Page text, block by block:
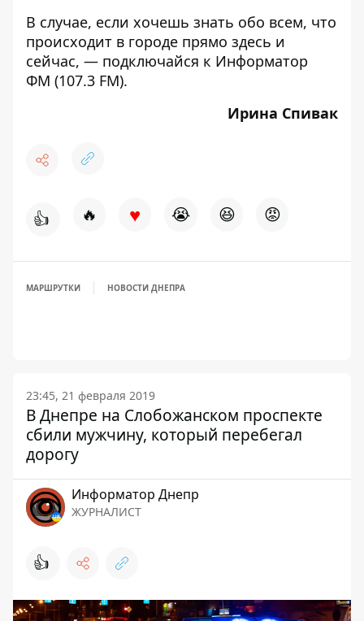
В случае, если хочешь знать обо всем, что
происходит в городе прямо здесь и
сейчас, — подключайся к Информатор
ФМ (107.3 FM).
Ирина Спивак
👍 🔥 ♥ 😭 😆 😡
МАРШРУТКИ НОВОСТИ ДНЕПРА
23:45, 21 февраля 2019
В Днепре на Слобожанском проспекте
сбили мужчину, который перебегал
дорогу
Информатор Днепр
ЖУРНАЛИСТ
👍